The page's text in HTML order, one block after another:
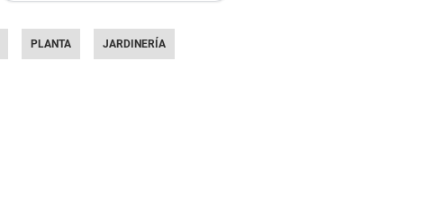
PLANTA JARDINERÍA